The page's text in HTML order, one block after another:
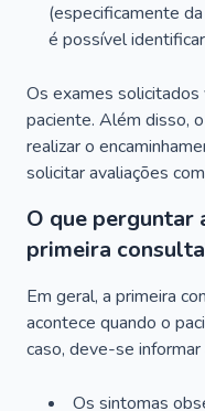
(especificamente
é possível
Os exames solicitados
paciente. Além disso,
realizar o
solicitar avaliações
O que perguntar
primeira
Em geral, a primeira
acontece quando o
caso, deve-se informar
Os sintomas